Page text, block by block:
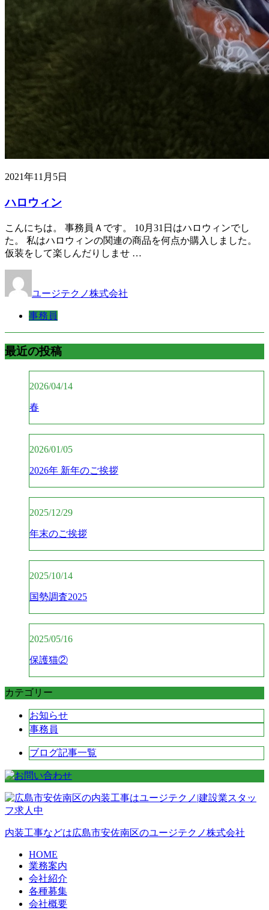
2021年11月5日
ハロウィン
こんにちは。 事務員Ａです。 10月31日はハロウィンでし
た。 私はハロウィンの関連の商品を何点か購入しました。
仮装をして楽しんだりしませ …
ユージテクノ株式会社
事務員
最近の投稿
2026/04/14
春
2026/01/05
2026年 新年のご挨拶
2025/12/29
年末のご挨拶
2025/10/14
国勢調査2025
2025/05/16
保護猫②
カテゴリー
お知らせ
事務員
ブログ記事一覧
内装工事などは広島市安佐南区のユージテクノ株式会社
HOME
業務案内
会社紹介
各種募集
会社概要